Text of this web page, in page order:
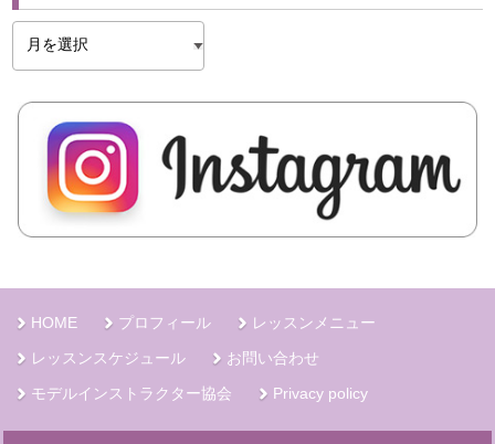
ア
カ
イ
HOME プロフィール レッスンメニュー
レッスンスケジュール お問い合わせ
モデルインストラクター協会 Privacy policy